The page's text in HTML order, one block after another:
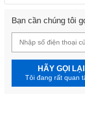
Bạn cần chúng tôi
HÃY GỌI
Tôi đang rất quan